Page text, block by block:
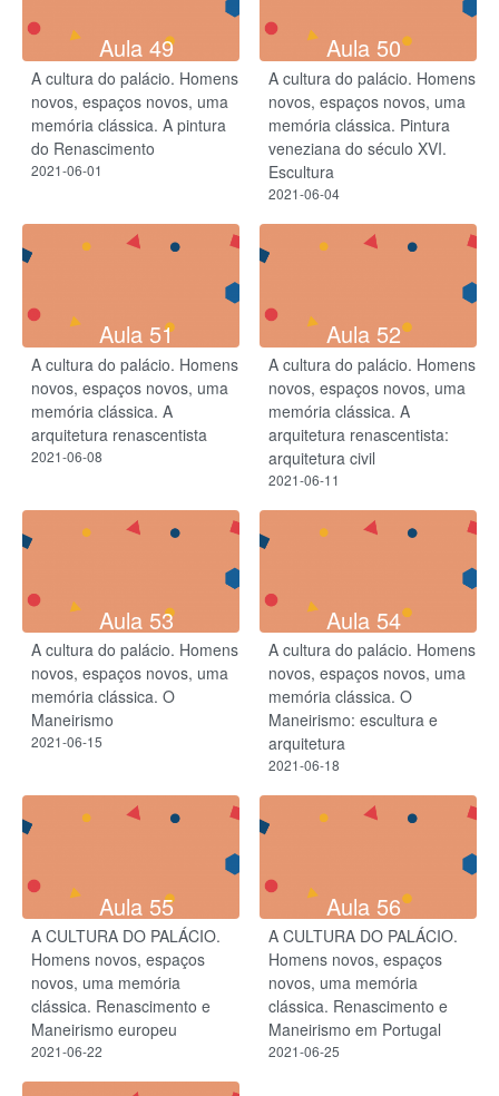
Aula 49
A cultura do palácio. Homens
novos, espaços novos, uma
memória clássica. A pintura
do Renascimento
2021-06-01
Aula 50
A cultura do palácio. Homens
novos, espaços novos, uma
memória clássica. Pintura
veneziana do século XVI.
Escultura
2021-06-04
Aula 51
A cultura do palácio. Homens
novos, espaços novos, uma
memória clássica. A
arquitetura renascentista
2021-06-08
Aula 52
A cultura do palácio. Homens
novos, espaços novos, uma
memória clássica. A
arquitetura renascentista:
arquitetura civil
2021-06-11
Aula 53
A cultura do palácio. Homens
novos, espaços novos, uma
memória clássica. O
Maneirismo
2021-06-15
Aula 54
A cultura do palácio. Homens
novos, espaços novos, uma
memória clássica. O
Maneirismo: escultura e
arquitetura
2021-06-18
Aula 55
A CULTURA DO PALÁCIO.
Homens novos, espaços
novos, uma memória
clássica. Renascimento e
Maneirismo europeu
2021-06-22
Aula 56
A CULTURA DO PALÁCIO.
Homens novos, espaços
novos, uma memória
clássica. Renascimento e
Maneirismo em Portugal
2021-06-25